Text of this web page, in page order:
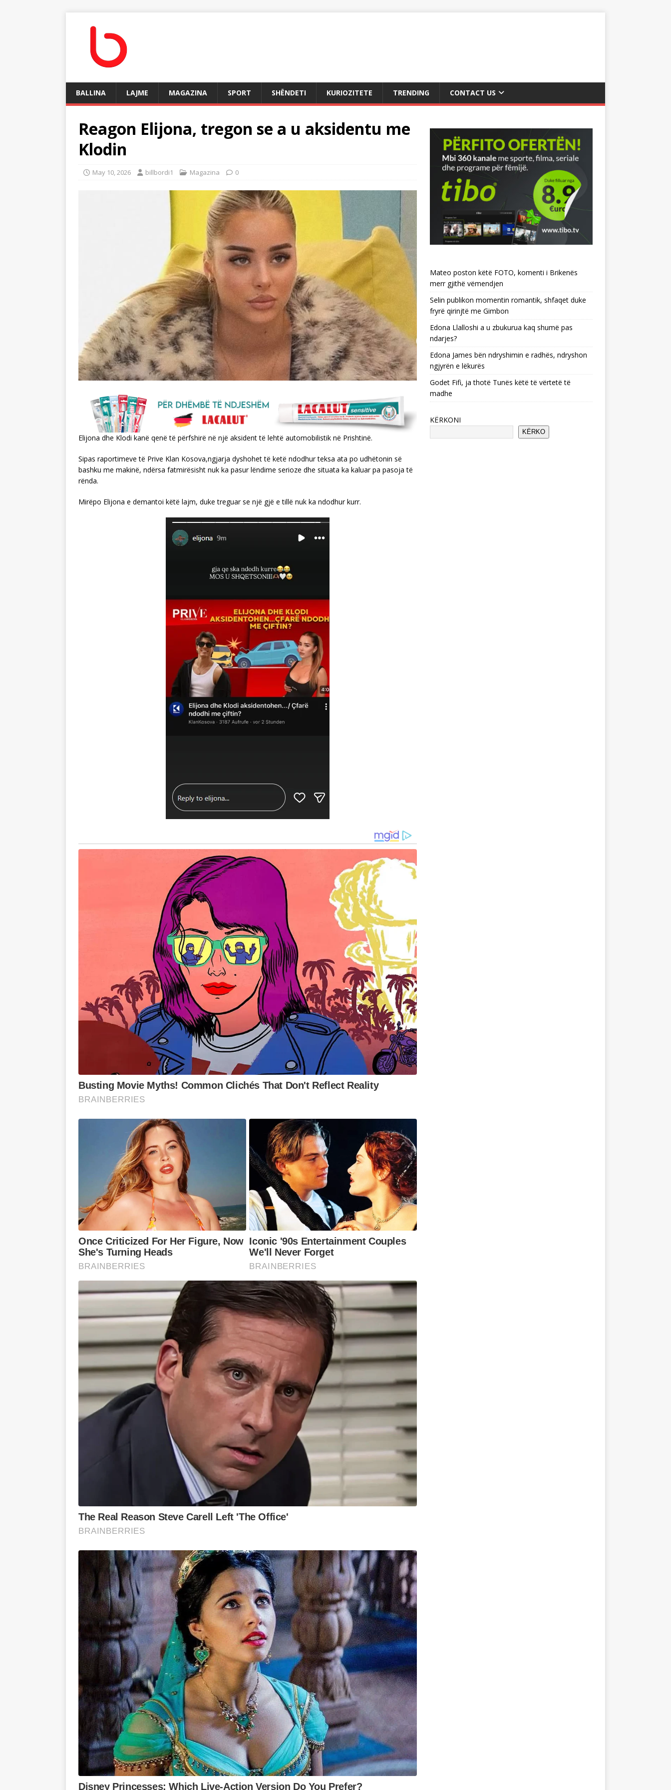
BALLINA LAJME MAGAZINA SPORT SHËNDETI KURIOZITETE TRENDING CONTACT US
Reagon Elijona, tregon se a u aksidentu me
Klodin
May 10, 2026 billbordi1 Magazina 0
Elijona dhe Klodi kanë qenë të përfshirë në një aksident të lehtë automobilistik në Prishtinë.
Sipas raportimeve të Prive Klan Kosova,ngjarja dyshohet të ketë ndodhur teksa ata po udhëtonin së
bashku me makinë, ndërsa fatmirësisht nuk ka pasur lëndime serioze dhe situata ka kaluar pa pasoja të
rënda.
Mirëpo Elijona e demantoi këtë lajm, duke treguar se një gjë e tillë nuk ka ndodhur kurr.
Mateo poston këtë FOTO, komenti i Brikenës
merr gjithë vëmendjen
Selin publikon momentin romantik, shfaqet duke
fryrë qirinjtë me Gimbon
Edona Llalloshi a u zbukurua kaq shumë pas
ndarjes?
Edona James bën ndryshimin e radhës, ndryshon
ngjyrën e lëkurës
Godet Fifi, ja thotë Tunës këtë të vërtetë të
madhe
KËRKONI
KËRKO